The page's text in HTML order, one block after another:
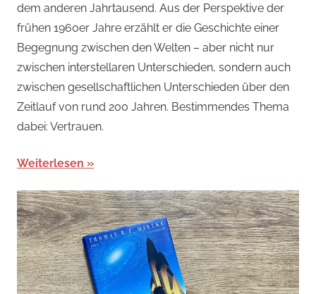
dem anderen Jahrtausend. Aus der Perspektive der
frühen 1960er Jahre erzählt er die Geschichte einer
Begegnung zwischen den Welten – aber nicht nur
zwischen interstellaren Unterschieden, sondern auch
zwischen gesellschaftlichen Unterschieden über den
Zeitlauf von rund 200 Jahren. Bestimmendes Thema
dabei: Vertrauen.
Weiterlesen